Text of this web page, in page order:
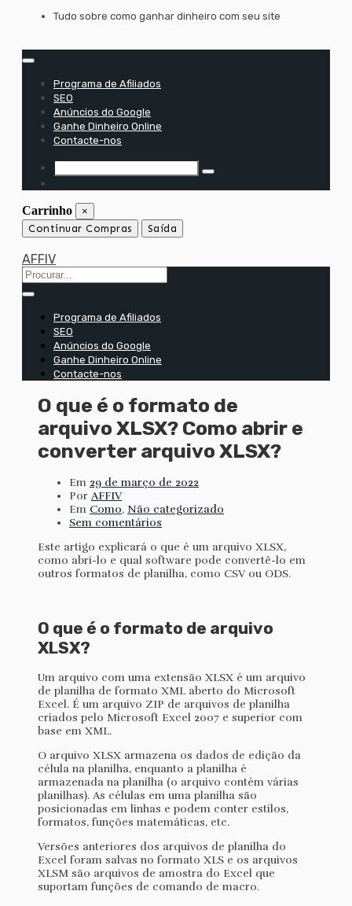
Saltar
conteúdo
Tudo sobre como ganhar dinheiro com seu site
Programa de Afiliados
SEO
Anúncios do Google
Ganhe Dinheiro Online
Contacte-nos
Carrinho ×
Continuar Compras Saída
AFFIV
Programa de Afiliados
SEO
Anúncios do Google
Ganhe Dinheiro Online
Contacte-nos
O que é o formato de
arquivo XLSX? Como abrir e
converter arquivo XLSX?
Em 29 de março de 2022
Por AFFIV
Em Como, Não categorizado
Sem comentários
Este artigo explicará o que é um arquivo XLSX,
como abri-lo e qual software pode convertê-lo em
outros formatos de planilha, como CSV ou ODS.
O que é o formato de arquivo
XLSX?
Um arquivo com uma extensão XLSX é um arquivo
de planilha de formato XML aberto do Microsoft
Excel. É um arquivo ZIP de arquivos de planilha
criados pelo Microsoft Excel 2007 e superior com
base em XML.
O arquivo XLSX armazena os dados de edição da
célula na planilha, enquanto a planilha é
armazenada na planilha (o arquivo contém várias
planilhas). As células em uma planilha são
posicionadas em linhas e podem conter estilos,
formatos, funções matemáticas, etc.
Versões anteriores dos arquivos de planilha do
Excel foram salvas no formato XLS e os arquivos
XLSM são arquivos de amostra do Excel que
suportam funções de comando de macro.